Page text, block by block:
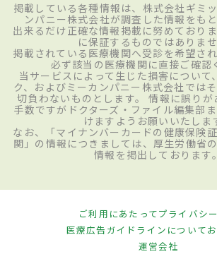
掲載している各種情報は、株式会社ギミ
ンパニー株式会社が調査した情報をもと
出来るだけ正確な情報掲載に努めており
に保証するものではありませ
掲載されている医療機関へ受診を希望さ
必ず該当の医療機関に直接ご確認
当サービスによって生じた損害について
ク、およびミーカンパニー株式会社では
切負わないものとします。 情報に誤りが
手数ですがドクターズ・ファイル編集部
けますようお願いいたしま
なお、「マイナンバーカードの健康保険
関」の情報につきましては、厚生労働省の
情報を掲出しております。
ご利用にあたってプライバシ
医療広告ガイドラインについて
運営会社